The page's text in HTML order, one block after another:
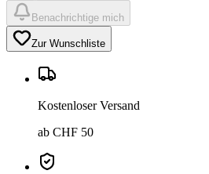
Benachrichtige mich
Zur Wunschliste
Kostenloser Versand
ab CHF 50